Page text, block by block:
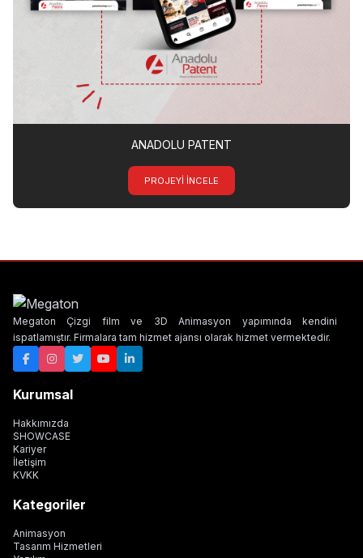
ANADOLU PATENT
PROJEYI INCELE
Megaton Çizgi film ve 3D Animasyon yapımında kendini
ispatlamıştır. Firmalara tam hizmet ajansı olarak hizmet vermektedir.
Kurumsal
Hakkımızda
SHOWCASE
Kariyer
İletişim
KVKK
Kategoriler
Animasyon
Tasarım Hizmetleri